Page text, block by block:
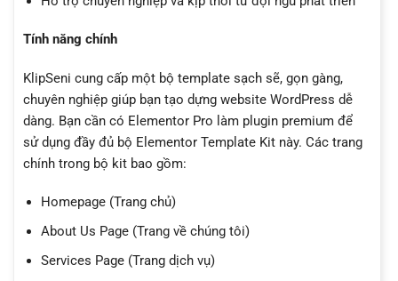
Tính năng chính
KlipSeni cung cấp một bộ template sạch sẽ, gọn gàng,
chuyên nghiệp giúp bạn tạo dựng website WordPress dễ
dàng. Bạn cần có Elementor Pro làm plugin premium để
sử dụng đầy đủ bộ Elementor Template Kit này. Các trang
chính trong bộ kit bao gồm:
Homepage (Trang chủ)
About Us Page (Trang về chúng tôi)
Services Page (Trang dịch vụ)